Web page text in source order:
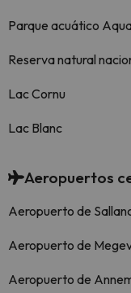
Parque acuático
Reserva natural
Lac Cornu
Lac Blanc
Aeropuertos
Aeropuerto de
Aeropuerto de
Aeropuerto de